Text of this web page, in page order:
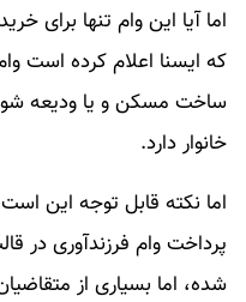
اما آیا این وام تنها برای
که ایسنا اعلام کرده است
ساخت مسکن و یا ودیعه
خانوار دارد.
اما نکته قابل توجه این
پرداخت وام فرزندآوری در
شده، اما بسیاری از